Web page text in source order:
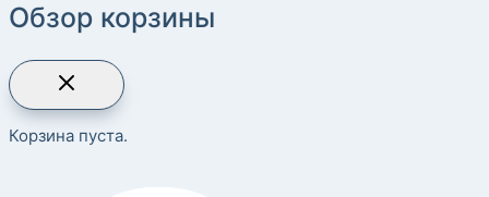
Обзор корзины
Корзина пуста.